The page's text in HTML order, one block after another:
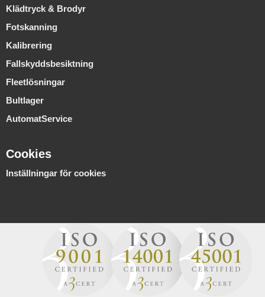
Klädtryck & Brodyr
Fotskanning
Kalibrering
Fallskyddsbesiktning
Fleetlösningar
Bultlager
AutomatService
Cookies
Inställningar för cookies